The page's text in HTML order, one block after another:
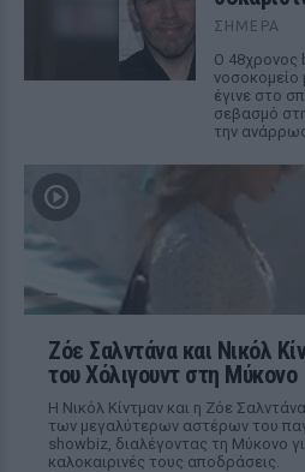
ΣΉΜΕΡΑ
Ο 48χρονος
νοσοκομείο
έγινε στο
σεβασμό
την
Ζόε Σαλντάνα και Νικόλ
του Χόλιγουντ στη Μύκονο
Η Νικόλ Κίντμαν και η Ζόε
των μεγαλύτερων αστέρων του
showbiz, διαλέγοντας τη Μύκονο
καλοκαιρινές τους αποδράσεις.